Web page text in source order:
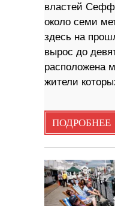
властей
около семи
здесь на
вырос до
расположена
жители
ПОДРОБНЕЕ